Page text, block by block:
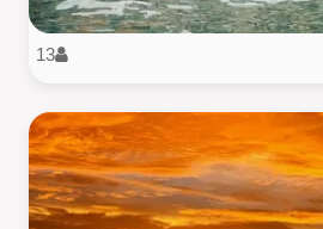
13